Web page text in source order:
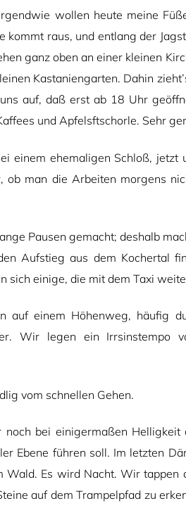
wollen heute meine
raus, und entlang der
ganz oben an einer kleinen
Kastaniengarten. Dahin
auf, daß erst ab 18 Uhr
und Apfelsftschorle. Sehr
einem ehemaligen Schloß, jetzt
man die Arbeiten morgens
Pausen gemacht; deshalb
Aufstieg aus dem Kochertal
sich einige, die mit dem Taxi
auf einem Höhenweg, häufig
Wir legen ein Irrsinstempo
vom schnellen Gehen.
bei einigermaßen Helligkeit
Ebene führen soll. Im letzten
Es wird Nacht. Wir tappen
auf dem Trampelpfad zu